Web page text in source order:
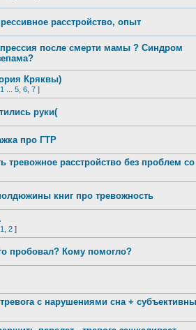
расстройство, опыт
после смерти мамы ? Синдром
Кряквы)
1 5, 6, 7]
руки(
про ГТР
тревожное расстройство без проблем со
книг про тревожность
1 2]
пробовал? Кому помогло?
с нарушениями сна +